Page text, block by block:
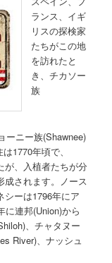
ランス、イギ
リスの探検家
たちがこの地
を訪れたと
き、チカソー
族
ーニー族(Shawnee)
1770年頃で、
が、入植者たちが分
成されます。ノース
シーは1796年にア
に連邦(Union)から
、チャタヌー
River)、ナッシュ